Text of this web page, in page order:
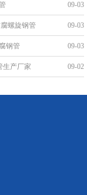
09-03
螺旋钢管 09-03
钢管 09-03
生产厂家 09-02